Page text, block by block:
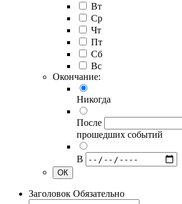
Вт
Ср
Чт
Пт
Сб
Вс
Окончание:
Никогда
После
прошедших событий
В
ОК
Заголовок Обязательно